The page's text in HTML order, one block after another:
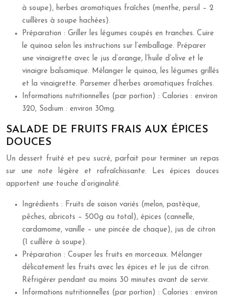
à soupe), herbes aromatiques fraîches (menthe, persil – 2
cuillères à soupe hachées).
Préparation : Griller les légumes coupés en tranches. Cuire
le quinoa selon les instructions sur l’emballage. Préparer
une vinaigrette avec le jus d’orange, l’huile d’olive et le
vinaigre balsamique. Mélanger le quinoa, les légumes grillés
et la vinaigrette. Parsemer d’herbes aromatiques fraîches.
Informations nutritionnelles (par portion) : Calories : environ
320, Sodium : environ 30mg.
SALADE DE FRUITS FRAIS AUX ÉPICES
DOUCES
Un dessert fruité et peu sucré, parfait pour terminer un repas
sur une note légère et rafraîchissante. Les épices douces
apportent une touche d’originalité.
Ingrédients : Fruits de saison variés (melon, pastèque,
pêches, abricots – 500g au total), épices (cannelle,
cardamome, vanille – une pincée de chaque), jus de citron
(1 cuillère à soupe).
Préparation : Couper les fruits en morceaux. Mélanger
délicatement les fruits avec les épices et le jus de citron.
Réfrigérer pendant au moins 30 minutes avant de servir.
Informations nutritionnelles (par portion) : Calories : environ